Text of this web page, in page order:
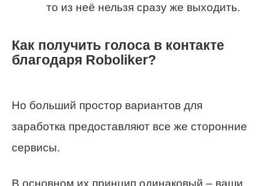
то из неё нельзя сразу же выходить.
Как получить голоса в контакте
благодаря Roboliker?
Но больший простор вариантов для
заработка предоставляют все же сторонние
сервисы.
В основном их принцип одинаковый – ваши